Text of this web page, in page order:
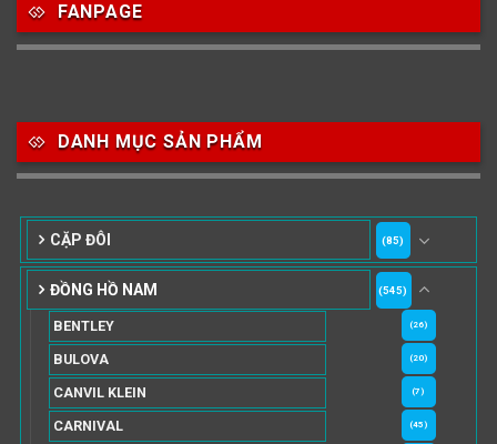
FANPAGE
DANH MỤC SẢN PHẨM
CẶP ĐÔI (85)
ĐỒNG HỒ NAM (545)
BENTLEY (26)
BULOVA (20)
CANVIL KLEIN (7)
CARNIVAL (45)